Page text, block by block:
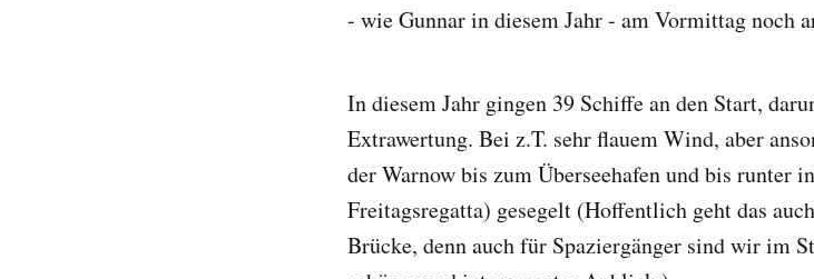
- wie Gunnar in diesem Jahr - am Vormittag noch
In diesem Jahr gingen 39 Schiffe an den Start,
Extrawertung. Bei z.T. sehr flauem Wind, aber
der Warnow bis zum Überseehafen und bis runter
Freitagsregatta) gesegelt (Hoffentlich geht das
Brücke, denn auch für Spaziergänger sind wir im